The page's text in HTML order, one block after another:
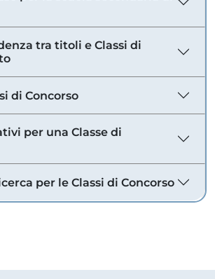
tra titoli e Classi di
di Concorso
per una Classe di
per le Classi di Concorso